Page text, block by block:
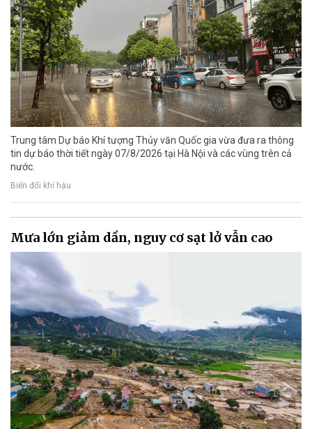
Trung tâm Dự báo Khí tượng Thủy văn Quốc gia vừa đưa ra thông
tin dự báo thời tiết ngày 07/8/2026 tại Hà Nội và các vùng trên cả
nước.
Biến đổi khí hậu
Mưa lớn giảm dần, nguy cơ sạt lở vẫn cao